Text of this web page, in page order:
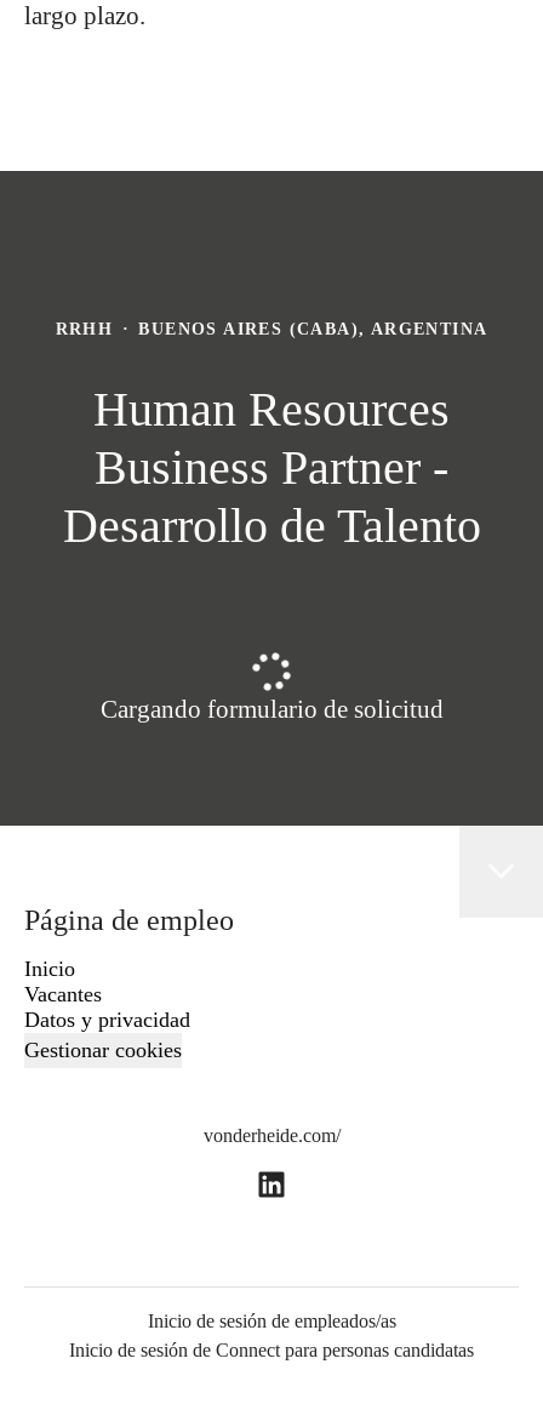
largo plazo.
RRHH · BUENOS AIRES (CABA), ARGENTINA
Human Resources
Business Partner -
Desarrollo de Talento
Cargando formulario de solicitud
Página de empleo
Inicio
Vacantes
Datos y privacidad
Gestionar cookies
vonderheide.com/
Inicio de sesión de empleados/as
Inicio de sesión de Connect para personas candidatas